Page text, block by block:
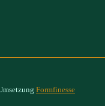
Formfinesse